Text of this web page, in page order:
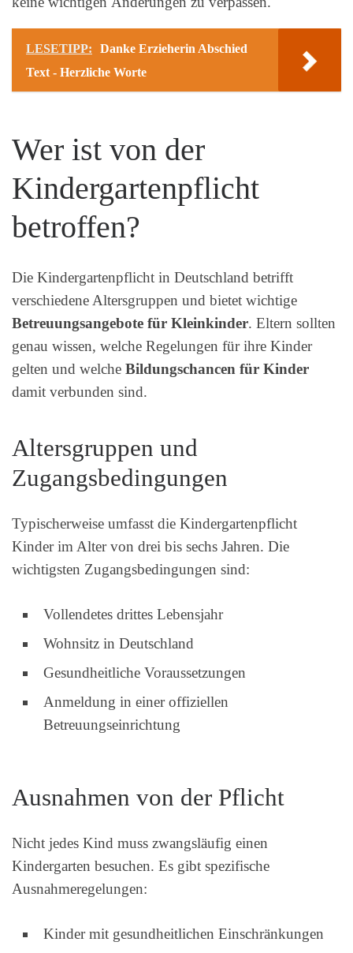
LESETIPP:
Danke Erzieherin Abschied
Text - Herzliche Worte
Wer ist von der
Kindergartenpflicht
betroffen?
Die Kindergartenpflicht in Deutschland betrifft
verschiedene Altersgruppen und bietet wichtige
Betreuungsangebote für Kleinkinder. Eltern sollten
genau wissen, welche Regelungen für ihre Kinder
gelten und welche Bildungschancen für Kinder
damit verbunden sind.
Altersgruppen und
Zugangsbedingungen
Typischerweise umfasst die Kindergartenpflicht
Kinder im Alter von drei bis sechs Jahren. Die
wichtigsten Zugangsbedingungen sind:
Vollendetes drittes Lebensjahr
Wohnsitz in Deutschland
Gesundheitliche Voraussetzungen
Anmeldung in einer offiziellen
Betreuungseinrichtung
Ausnahmen von der Pflicht
Nicht jedes Kind muss zwangsläufig einen
Kindergarten besuchen. Es gibt spezifische
Ausnahmeregelungen:
Kinder mit gesundheitlichen Einschränkungen